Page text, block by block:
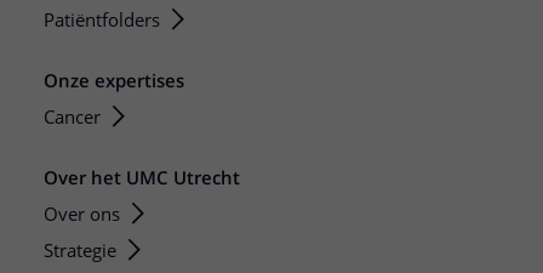
Patiëntfolders
Onze expertises
Cancer
Over het UMC Utrecht
Over ons
Strategie